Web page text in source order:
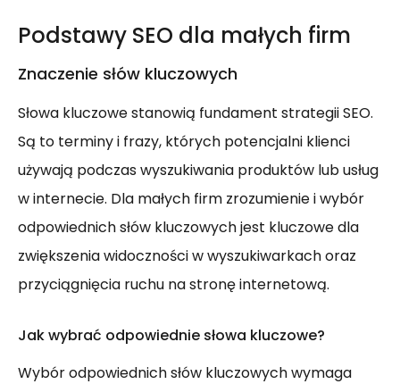
Podstawy SEO dla małych firm
Znaczenie słów kluczowych
Słowa kluczowe stanowią fundament strategii SEO.
Są to terminy i frazy, których potencjalni klienci
używają podczas wyszukiwania produktów lub usług
w internecie. Dla małych firm zrozumienie i wybór
odpowiednich słów kluczowych jest kluczowe dla
zwiększenia widoczności w wyszukiwarkach oraz
przyciągnięcia ruchu na stronę internetową.
Jak wybrać odpowiednie słowa kluczowe?
Wybór odpowiednich słów kluczowych wymaga